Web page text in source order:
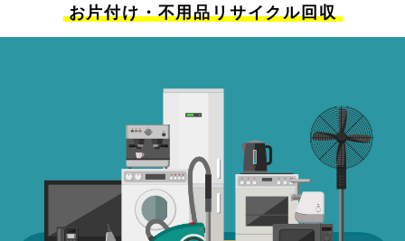
お片付け・不用品リサイクル回収